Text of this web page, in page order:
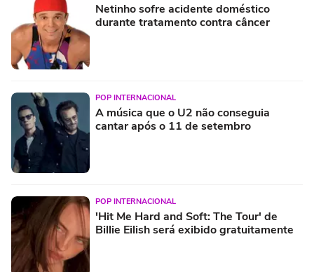
Netinho sofre acidente doméstico
durante tratamento contra câncer
POP INTERNACIONAL
A música que o U2 não conseguia
cantar após o 11 de setembro
POP INTERNACIONAL
'Hit Me Hard and Soft: The Tour' de
Billie Eilish será exibido gratuitamente